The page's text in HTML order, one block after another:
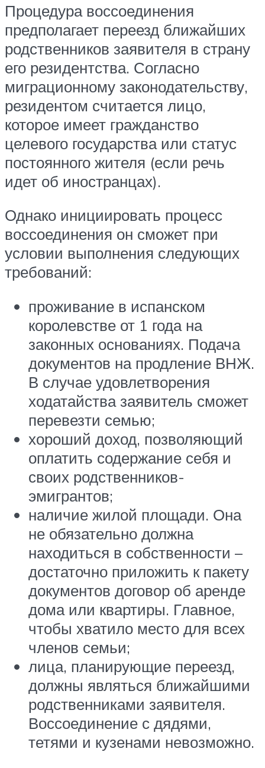
Процедура воссоединения
предполагает переезд ближайших
родственников заявителя в страну
его резидентства. Согласно
миграционному законодательству,
резидентом считается лицо,
которое имеет гражданство
целевого государства или статус
постоянного жителя (если речь
идет об иностранцах).
Однако инициировать процесс
воссоединения он сможет при
условии выполнения следующих
требований:
проживание в испанском
королевстве от 1 года на
законных основаниях. Подача
документов на продление ВНЖ.
В случае удовлетворения
ходатайства заявитель сможет
перевезти семью;
хороший доход, позволяющий
оплатить содержание себя и
своих родственников-
эмигрантов;
наличие жилой площади. Она
не обязательно должна
находиться в собственности –
достаточно приложить к пакету
документов договор об аренде
дома или квартиры. Главное,
чтобы хватило место для всех
членов семьи;
лица, планирующие переезд,
должны являться ближайшими
родственниками заявителя.
Воссоединение с дядями,
тетями и кузенами невозможно.